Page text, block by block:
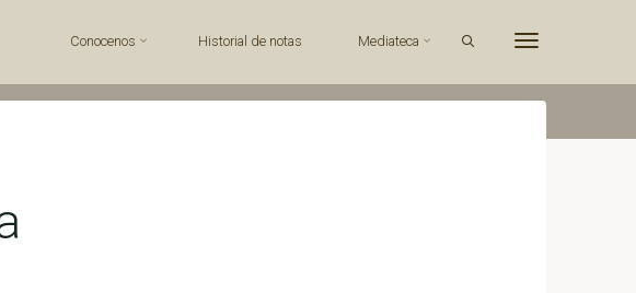
Conocenos Historial de notas Mediateca